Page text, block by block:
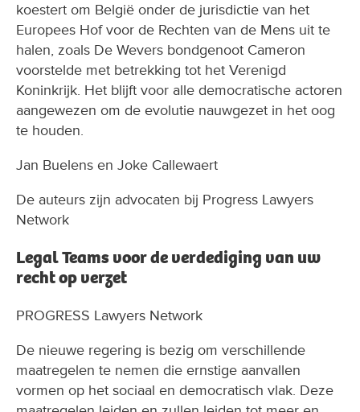
koestert om België onder de jurisdictie van het
Europees Hof voor de Rechten van de Mens uit te
halen, zoals De Wevers bondgenoot Cameron
voorstelde met betrekking tot het Verenigd
Koninkrijk. Het blijft voor alle democratische actoren
aangewezen om de evolutie nauwgezet in het oog
te houden.
Jan Buelens en Joke Callewaert
De auteurs zijn advocaten bij Progress Lawyers
Network
Legal Teams voor de verdediging van uw
recht op verzet
PROGRESS Lawyers Network
De nieuwe regering is bezig om verschillende
maatregelen te nemen die ernstige aanvallen
vormen op het sociaal en democratisch vlak. Deze